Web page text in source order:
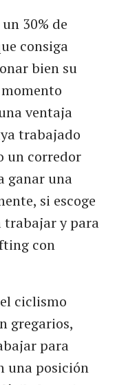
30% de
consiga
bien su
ventaja
trabajado
un corredor
ganar una
si escoge
trabajar y para
con
ciclismo
gregarios,
para
una posición